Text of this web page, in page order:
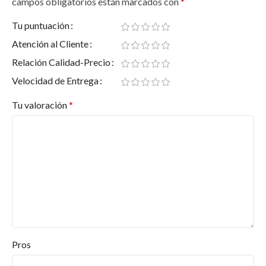
¿Está disponible en diferentes tamaños?
Tu puntuación
Atención al Cliente
Relación Calidad-Precio
Velocidad de Entrega
Tu valoración*
Pros